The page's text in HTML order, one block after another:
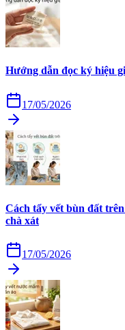
Hướng dẫn đọc ký hiệu
17/05/2026
Cách tẩy vết bùn đất
chà xát
17/05/2026